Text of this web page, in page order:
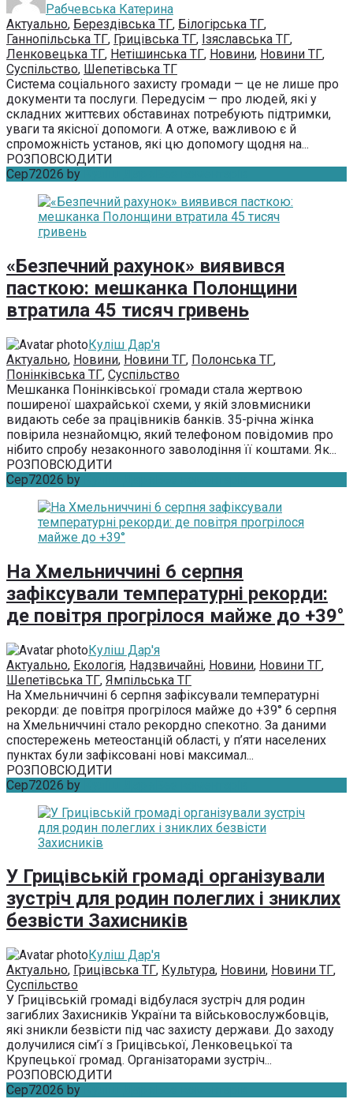
Рабчевська Катерина
Актуально, Берездівська ТГ, Білогірська ТГ,
Ганнопільська ТГ, Грицівська ТГ, Ізяславська ТГ,
Ленковецька ТГ, Нетішинська ТГ, Новини, Новини ТГ,
Суспільство, Шепетівська ТГ
Система соціального захисту громади — це не лише про
документи та послуги. Передусім — про людей, які у
складних життєвих обставинах потребують підтримки,
уваги та якісної допомоги. А отже, важливою є й
спроможність установ, які цю допомогу щодня на...
РОЗПОВСЮДИТИ
Сер72026 by
«Безпечний рахунок» виявився
пасткою: мешканка Полонщини
втратила 45 тисяч гривень
Куліш Дар'я
Актуально, Новини, Новини ТГ, Полонська ТГ,
Понінківська ТГ, Суспільство
Мешканка Понінківської громади стала жертвою
поширеної шахрайської схеми, у якій зловмисники
видають себе за працівників банків. 35-річна жінка
повірила незнайомцю, який телефоном повідомив про
нібито спробу незаконного заволодіння її коштами. Як...
РОЗПОВСЮДИТИ
Сер72026 by
На Хмельниччині 6 серпня
зафіксували температурні рекорди:
де повітря прогрілося майже до +39°
Куліш Дар'я
Актуально, Екологія, Надзвичайні, Новини, Новини ТГ,
Шепетівська ТГ, Ямпільська ТГ
На Хмельниччині 6 серпня зафіксували температурні
рекорди: де повітря прогрілося майже до +39° 6 серпня
на Хмельниччині стало рекордно спекотно. За даними
спостережень метеостанцій області, у п’яти населених
пунктах були зафіксовані нові максимал...
РОЗПОВСЮДИТИ
Сер72026 by
У Грицівській громаді організували
зустріч для родин полеглих і зниклих
безвісти Захисників
Куліш Дар'я
Актуально, Грицівська ТГ, Культура, Новини, Новини ТГ,
Суспільство
У Грицівській громаді відбулася зустріч для родин
загиблих Захисників України та військовослужбовців,
які зникли безвісти під час захисту держави. До заходу
долучилися сім’ї з Грицівської, Ленковецької та
Крупецької громад. Організаторами зустріч...
РОЗПОВСЮДИТИ
Сер72026 by